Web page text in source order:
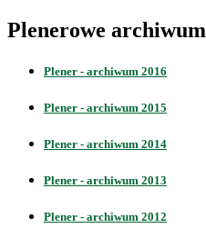
Plenerowe archiwum
Plener - archiwum 2016
Plener - archiwum 2015
Plener - archiwum 2014
Plener - archiwum 2013
Plener - archiwum 2012